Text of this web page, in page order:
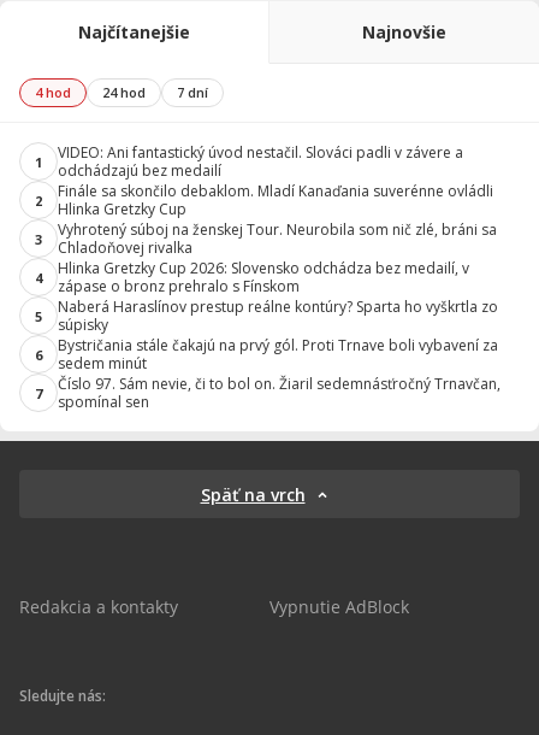
Najčítanejšie Najnovšie
4 hod 24 hod 7 dní
1
VIDEO: Ani fantastický úvod nestačil. Slováci padli v závere a
odchádzajú bez medailí
2
Finále sa skončilo debaklom. Mladí Kanaďania suverénne ovládli
Hlinka Gretzky Cup
3
Vyhrotený súboj na ženskej Tour. Neurobila som nič zlé, bráni sa
Chladoňovej rivalka
4
Hlinka Gretzky Cup 2026: Slovensko odchádza bez medailí, v
zápase o bronz prehralo s Fínskom
5
Naberá Haraslínov prestup reálne kontúry? Sparta ho vyškrtla zo
súpisky
6
Bystričania stále čakajú na prvý gól. Proti Trnave boli vybavení za
sedem minút
7
Číslo 97. Sám nevie, či to bol on. Žiaril sedemnásťročný Trnavčan,
spomínal sen
Späť na vrch
Redakcia a kontakty Vypnutie AdBlock
Sledujte nás: